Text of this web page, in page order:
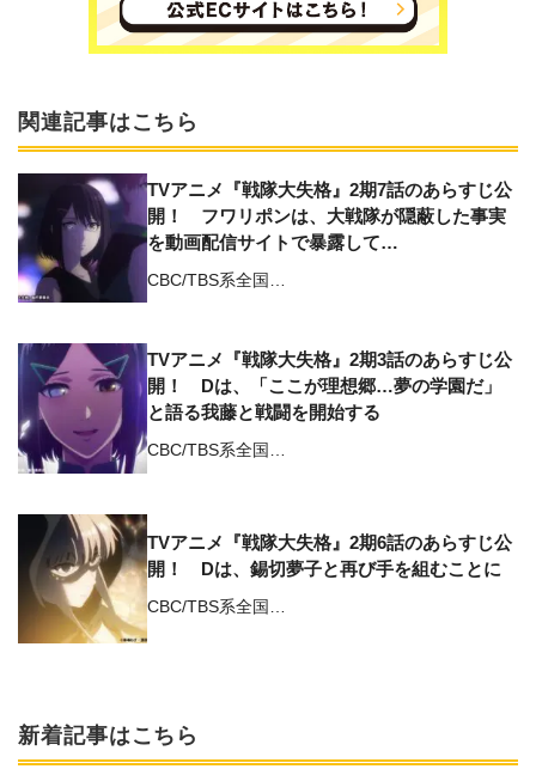
関連記事はこちら
TVアニメ『戦隊大失格』2期7話のあらすじ公
開！ フワリポンは、大戦隊が隠蔽した事実
を動画配信サイトで暴露して…
CBC/TBS系全国…
TVアニメ『戦隊大失格』2期3話のあらすじ公
開！ Dは、「ここが理想郷…夢の学園だ」
と語る我藤と戦闘を開始する
CBC/TBS系全国…
TVアニメ『戦隊大失格』2期6話のあらすじ公
開！ Dは、錫切夢子と再び手を組むことに
CBC/TBS系全国…
新着記事はこちら